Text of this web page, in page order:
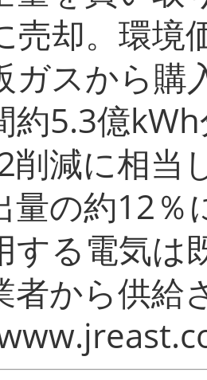
売却。環境
ガスから購
約5.3億
削減に相当
量の約12％
する電気は
者から供給